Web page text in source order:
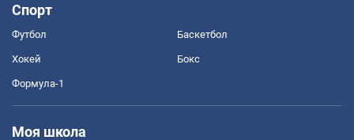
Спорт
Футбол Баскетбол
Хокей Бокс
Формула-1
Моя школа